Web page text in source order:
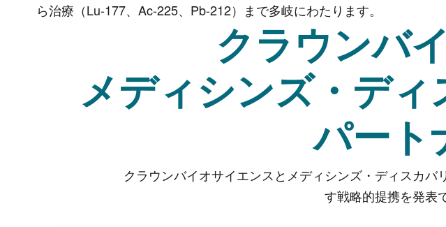
ら治療（Lu-177、Ac-225、Pb-212）まで多岐にわたります。
クラウンバ
メディシンズ・デ
パート
クラウンバイオサイエンスとメディシンズ・ディスカ
す戦略的提携を発表